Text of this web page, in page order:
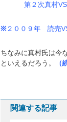
第２次真村VS読
※２００９年 読売
ちなみに真村氏は今
といえるだろう。
（
関連する記事